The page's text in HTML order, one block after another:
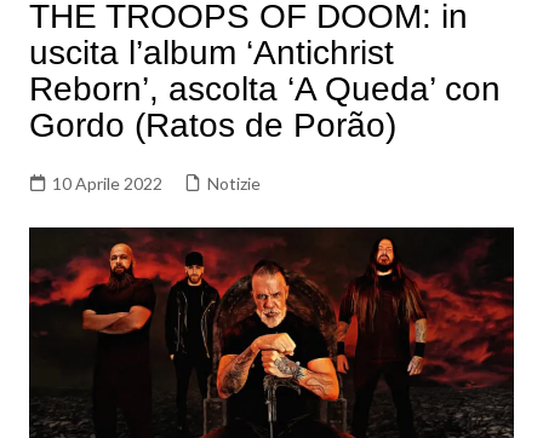
THE TROOPS OF DOOM: in
uscita l’album ‘Antichrist
Reborn’, ascolta ‘A Queda’ con
Gordo (Ratos de Porão)
10 Aprile 2022 Notizie